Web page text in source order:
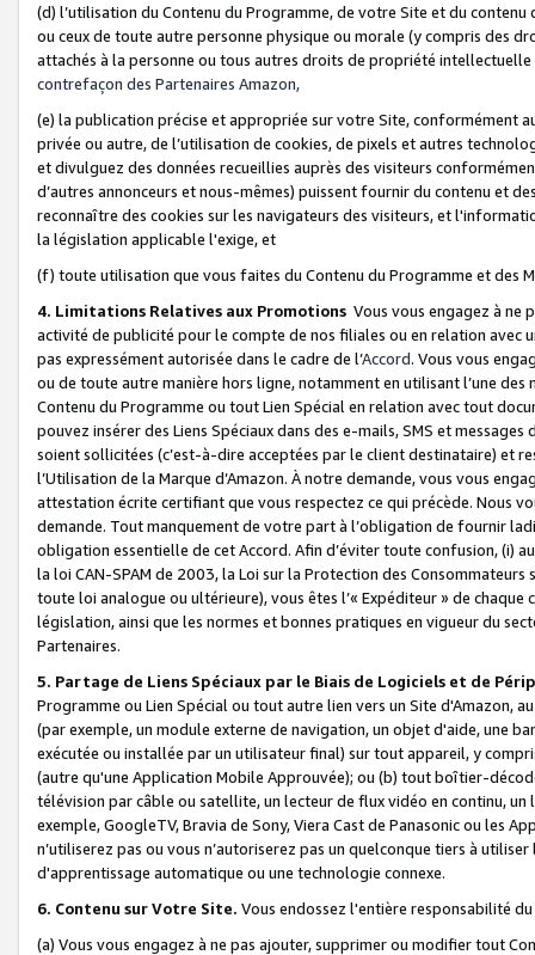
(d) l’utilisation du Contenu du Programme, de votre Site et du
ou ceux de toute autre personne physique ou morale (y compris des
attachés à la personne ou tous autres droits de propriété
contrefaçon des Partenaires Amazon,
(e) la publication précise et appropriée sur votre Site, conformément
privée ou autre, de l’utilisation de cookies, de pixels et autres
et divulguez des données recueillies auprès des visiteurs
d’autres annonceurs et nous-mêmes) puissent fournir du contenu et
reconnaître des cookies sur les navigateurs des visiteurs, et
la législation applicable l'exige, et
(f) toute utilisation que vous faites du Contenu du Programme et des
4. Limitations Relatives aux Promotions Vous vous engagez à ne
activité de publicité pour le compte de nos filiales ou en relation avec
pas expressément autorisée dans le cadre de l’Accord. Vous vous
ou de toute autre manière hors ligne, notamment en utilisant l’une
Contenu du Programme ou tout Lien Spécial en relation avec tout
pouvez insérer des Liens Spéciaux dans des e-mails, SMS et
soient sollicitées (c’est-à-dire acceptées par le client destinataire) et
l’Utilisation de la Marque d’Amazon. À notre demande, vous vous
attestation écrite certifiant que vous respectez ce qui précède. Nous
demande. Tout manquement de votre part à l’obligation de fournir
obligation essentielle de cet Accord. Afin d’éviter toute confusion, (i)
la loi CAN-SPAM de 2003, la Loi sur la Protection des
toute loi analogue ou ultérieure), vous êtes l’« Expéditeur » de
législation, ainsi que les normes et bonnes pratiques en vigueur du
Partenaires.
5. Partage de Liens Spéciaux par le Biais de Logiciels et de
Programme ou Lien Spécial ou tout autre lien vers un Site d'Amazon,
(par exemple, un module externe de navigation, un objet d'aide, une
exécutée ou installée par un utilisateur final) sur tout appareil, y
(autre qu'une Application Mobile Approuvée); ou (b) tout boîtier-
télévision par câble ou satellite, un lecteur de flux vidéo en continu,
exemple, GoogleTV, Bravia de Sony, Viera Cast de Panasonic ou les
n’utiliserez pas ou vous n’autoriserez pas un quelconque tiers à
d'apprentissage automatique ou une technologie connexe.
6. Contenu sur Votre Site. Vous endossez l'entière responsabilité
(a) Vous vous engagez à ne pas ajouter, supprimer ou modifier tout